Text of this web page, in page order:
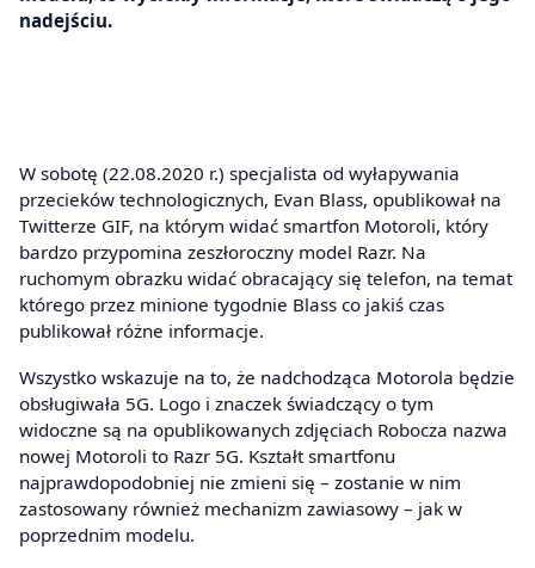
nadejściu.
W sobotę (22.08.2020 r.) specjalista od wyłapywania
przecieków technologicznych, Evan Blass, opublikował na
Twitterze GIF, na którym widać smartfon Motoroli, który
bardzo przypomina zeszłoroczny model Razr. Na
ruchomym obrazku widać obracający się telefon, na temat
którego przez minione tygodnie Blass co jakiś czas
publikował różne informacje.
Wszystko wskazuje na to, że nadchodząca Motorola będzie
obsługiwała 5G. Logo i znaczek świadczący o tym
widoczne są na opublikowanych zdjęciach Robocza nazwa
nowej Motoroli to Razr 5G. Kształt smartfonu
najprawdopodobniej nie zmieni się – zostanie w nim
zastosowany również mechanizm zawiasowy – jak w
poprzednim modelu.